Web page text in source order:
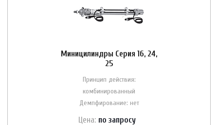
Миницилиндры Серия 16, 24,
25
Принцип действия:
комбинированный
Демпфирование: нет
Цена: по запросу